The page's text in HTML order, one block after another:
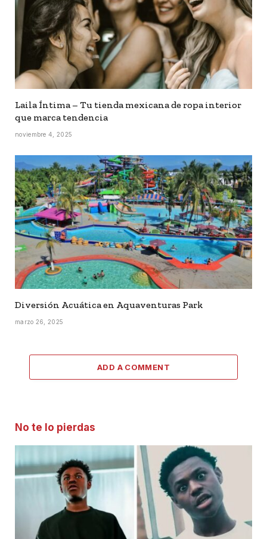
Laila Íntima – Tu tienda mexicana de ropa interior
que marca tendencia
noviembre 4, 2025
Diversión Acuática en Aquaventuras Park
marzo 26, 2025
ADD A COMMENT
No te lo pierdas